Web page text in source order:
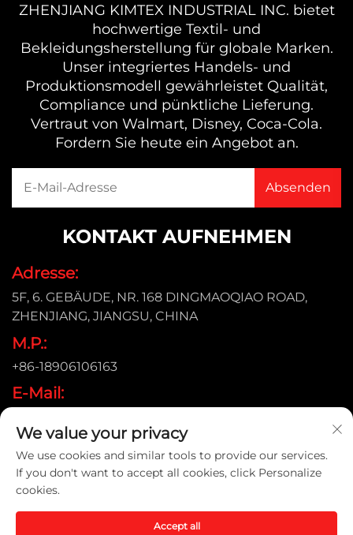
ZHENJIANG KIMTEX INDUSTRIAL INC. bietet
hochwertige Textil- und
Bekleidungsherstellung für globale Marken.
Unser integriertes Handels- und
Produktionsmodell gewährleistet Qualität,
Compliance und pünktliche Lieferung.
Vertraut von Walmart, Disney, Coca-Cola.
Fordern Sie heute ein Angebot an.
KONTAKT AUFNEHMEN
Adresse:
5F, 6. GEBÄUDE, NR. 168 DINGMAOQIAO ROAD,
ZHENJIANG, JIANGSU, CHINA
M.P.:
+86-18906106163
E-Mail:
Urheberrecht © 2026 ZHENJIANG KIMTEX INDUSTRIAL
INC. Alle Rechte vorbehalten. |
We value your privacy
We use cookies and similar tools to provide our services.
If you don't want to accept all cookies, click Personalize
cookies.
Accept all